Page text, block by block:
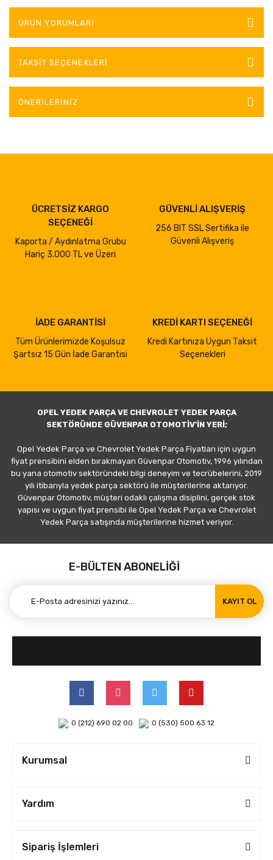
ÜRÜN YORUMLARI
TAKSIT SEÇENEKLERI
ÖNERILERINIZ
ÜCRETSİZ KARGO
SEÇENEĞİ
Kaporta / Aydınlatma Grubu
Hariç 3.000 TL ve Üzeri
GÜVENLİ ALIŞVERİŞ
256 BIT SSL Sertifika ile
Güvenli Alışveriş
İADE GARANTİSİ
Tüm Ürünlerimizde Koşulsuz
Şartsız 15 Gün İade Garantisi
KREDİ KARTI SEÇENEĞİ
Kredi Kartınıza Uygun Taksit
Seçenekleri
OPEL YEDEK PARÇA VE CHEVROLET YEDEK PARÇA
SEKTÖRÜNDE GÜVENPAR OTOMOTİV'İN YERİ;
Opel Yedek Parça ve Chevrolet Yedek Parça Fiyatları için uygun
fiyat prensibini elden bırakmayan Güvenpar Otomotiv, 1996 yılından
bu yana otomotiv sektöründeki bilgi deneyim ve tecrübelerini, 2019
yılı itibarıyla yedek parça sektörü ile müşterilerine aktarıyor.
Güvenpar Otomotiv, müşteri odaklı çalışma disiplini, gerçek stok
yapısı ve uygun fiyat prensibi ile Opel Yedek Parça ve Chevrolet
Yedek Parça satışında müşterilerine hizmet veriyor.
E-BÜLTEN ABONELİĞİ
KAYIT OL
0 (212) 690 02 00 0 (530) 500 63 12
Kurumsal
Yardım
Sipariş İşlemleri